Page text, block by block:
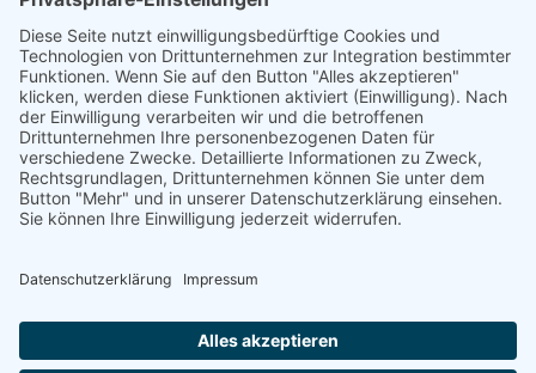
Sozialministerium Baden-Württemberg
Gebärdensprache Leichte Sprache
Erklärung zur Barrierefreiheit